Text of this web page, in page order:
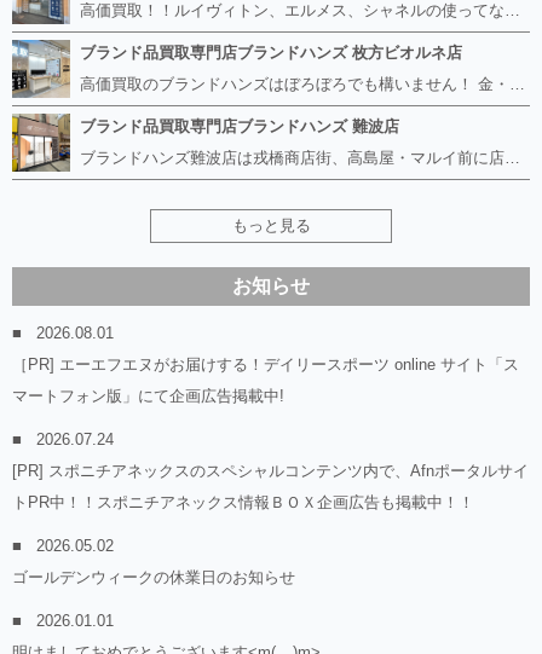
高価買取！！ルイヴィトン、エルメス、シャネルの使ってないものなど ブランドハンズならボロボロでも構いません。 他店に断られたものも当店ならお買取り可能です！ ロレックスやフェンディ、グッチも大歓迎です！ ブランド品や貴金属、時計、宝石、ダイヤモンドは特に高価買取ですのでお査定だけでもお待ちしております。
ブランド品買取専門店ブランドハンズ 枚方ビオルネ店
高価買取のブランドハンズはぼろぼろでも構いません！ 金・貴金属、ルイヴィトンやエルメス、シャネルの使ってないものはございませんか？ 他店に断られたものも当店ならお買取り可能です！ ロレックスやフェンディ、グッチも大歓迎！ ブランド品や貴金属、時計、宝石、ダイヤモンドは特に高価買取ですがブランド食器、スマホ、美容機器、銀製品など幅広く取り扱っております。
ブランド品買取専門店ブランドハンズ 難波店
ブランドハンズ難波店は戎橋商店街、高島屋・マルイ前に店舗があります！ ボロボロのルイヴィトン、エルメス、シャネルも高価買取！！ ぼろぼろのものでもブランドハンズなら高くお買取り致します！ ブランド香水や化粧品、動かない時計、ロレックスは特に高価買取です。 貴金属や宝石、ダイヤモンドの鑑定書がないものでもしっかり見させて頂きます。 是非お気軽にお越しください。
もっと見る
お知らせ
2026.08.01
［PR] エーエフエヌがお届けする！デイリースポーツ online サイト「ス
マートフォン版」にて企画広告掲載中!
2026.07.24
[PR] スポニチアネックスのスペシャルコンテンツ内で、Afnポータルサイ
トPR中！！スポニチアネックス情報ＢＯＸ企画広告も掲載中！！
2026.05.02
ゴールデンウィークの休業日のお知らせ
2026.01.01